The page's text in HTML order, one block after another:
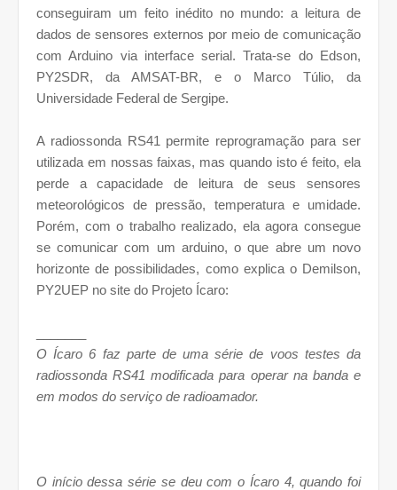
conseguiram um feito inédito no mundo: a leitura de
dados de sensores externos por meio de comunicação
com Arduino via interface serial. Trata-se do Edson,
PY2SDR, da AMSAT-BR, e o Marco Túlio, da
Universidade Federal de Sergipe.
A radiossonda RS41 permite reprogramação para ser
utilizada em nossas faixas, mas quando isto é feito, ela
perde a capacidade de leitura de seus sensores
meteorológicos de pressão, temperatura e umidade.
Porém, com o trabalho realizado, ela agora consegue
se comunicar com um arduino, o que abre um novo
horizonte de possibilidades, como explica o Demilson,
PY2UEP no site do Projeto Ícaro:
O Ícaro 6 faz parte de uma série de voos testes da
radiossonda RS41 modificada para operar na banda e
em modos do serviço de radioamador.
O início dessa série se deu com o Ícaro 4, quando foi